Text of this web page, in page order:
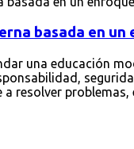
basada en un
una educación
resolver